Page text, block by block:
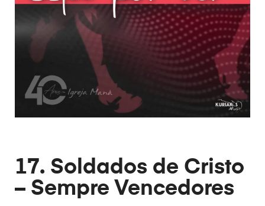
17. Soldados de Cristo
– Sempre Vencedores